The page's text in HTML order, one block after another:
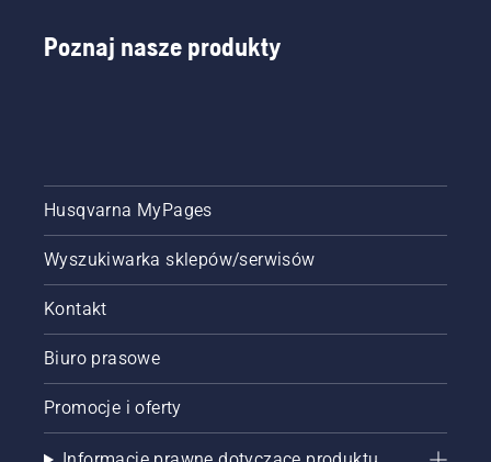
odległości
od
metoda
pozwala
uniknąć
zakleszczenia
cięcia
gałęzi.
Następnie
wykonaj
cięcie od
góry,
Poznaj nasze produkty
Husqvarna MyPages
Wyszukiwarka sklepów/serwisów
Kontakt
Biuro prasowe
Promocje i oferty